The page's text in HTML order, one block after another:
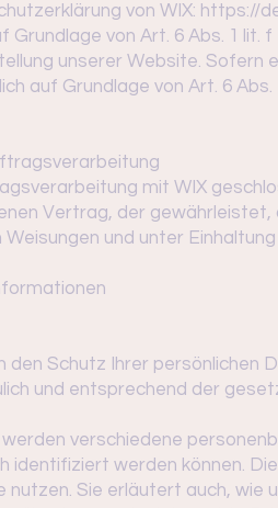
von WIX: https://
Grundlage von Art. 6 Abs. 1
unserer Website. Sofern
auf Grundlage von Art. 6
mit WIX
Vertrag, der
und unter
Schutz Ihrer persönlichen
und entsprechend der
verschiedene
identifiziert werden können.
nutzen. Sie erläutert auch, wie